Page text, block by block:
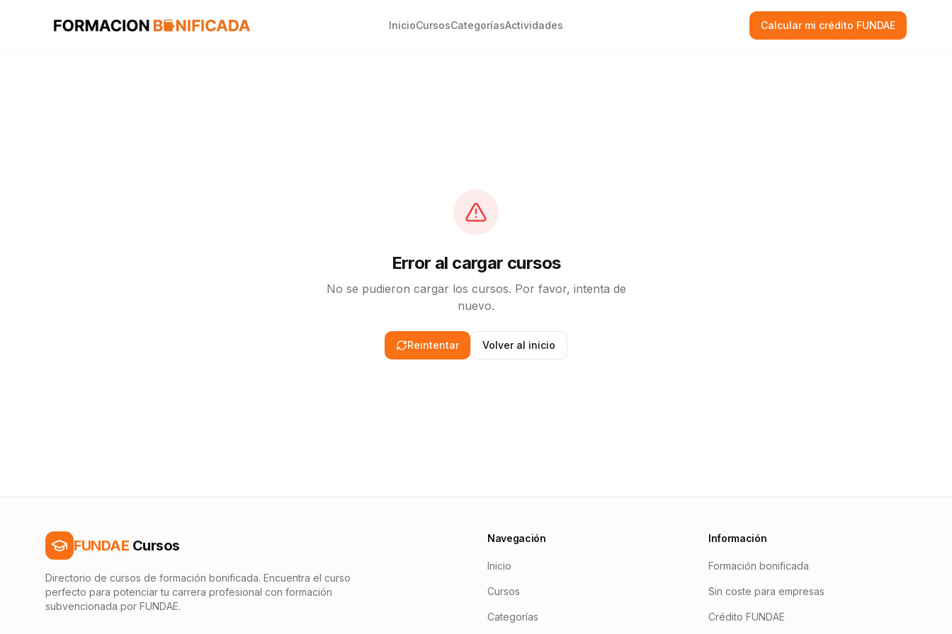
InicioCursosCategoríasActividades Calcular mi crédito FUNDAE
Error al cargar cursos
No se pudieron cargar los cursos. Por favor, intenta de
nuevo.
Reintentar Volver al inicio
FUNDAE Cursos
Directorio de cursos de formación bonificada. Encuentra el curso
perfecto para potenciar tu carrera profesional con formación
subvencionada por FUNDAE.
Navegación
Inicio
Cursos
Categorías
Información
Formación bonificada
Sin coste para empresas
Crédito FUNDAE